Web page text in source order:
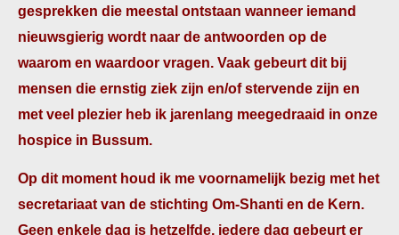
gesprekken die meestal ontstaan wanneer iemand
nieuwsgierig wordt naar de antwoorden op de
waarom en waardoor vragen. Vaak gebeurt dit bij
mensen die ernstig ziek zijn en/of stervende zijn en
met veel plezier heb ik jarenlang meegedraaid in onze
hospice in Bussum.
Op dit moment houd ik me voornamelijk bezig met het
secretariaat van de stichting Om-Shanti en de Kern.
Geen enkele dag is hetzelfde, iedere dag gebeurt er